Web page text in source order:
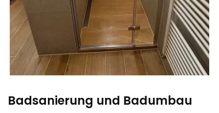
Badsanierung und Badumbau